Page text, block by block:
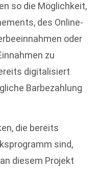
so die Möglichkeit,
des Online-
oder
zu
digitalisiert
Barbezahlung
die bereits
sind,
diesem Projekt